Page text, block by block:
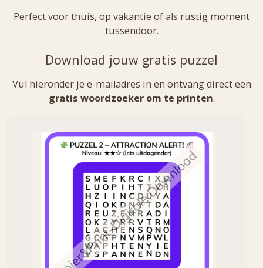
Perfect voor thuis, op vakantie of als rustig moment
tussendoor.
Download jouw gratis puzzel
Vul hieronder je e-mailadres in en ontvang direct een
gratis woordzoeker om te printen.